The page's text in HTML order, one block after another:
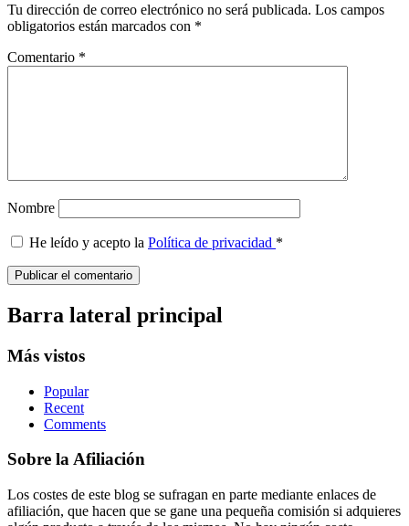
Tu dirección de correo electrónico no será publicada. Los campos
obligatorios están marcados con *
Comentario *
Nombre
He leído y acepto la Política de privacidad *
Barra lateral principal
Más vistos
Popular
Recent
Comments
Sobre la Afiliación
Los costes de este blog se sufragan en parte mediante enlaces de
afiliación, que hacen que se gane una pequeña comisión si adquieres